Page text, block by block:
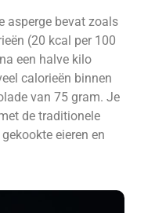
asperge bevat zoals
(20 kcal per 100
een halve kilo
calorieën binnen
van 75 gram. Je
de traditionele
eieren en